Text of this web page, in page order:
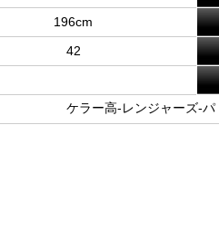
196cm
42
ケラー高-レンジャーズ-